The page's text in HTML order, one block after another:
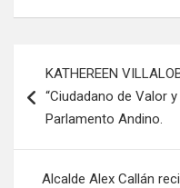
KATHEREEN
“Ciudadano de Valor
Parlamento Andino.
Alcalde Alex Callán